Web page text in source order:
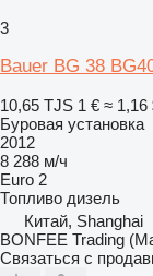
3
Bauer BG 38
10,65 TJS 1 € ≈ 1,16
Буровая установка
2012
8 288 м/ч
Euro 2
Топливо дизель
Китай, Shanghai
BONFEE Trading
Связаться с